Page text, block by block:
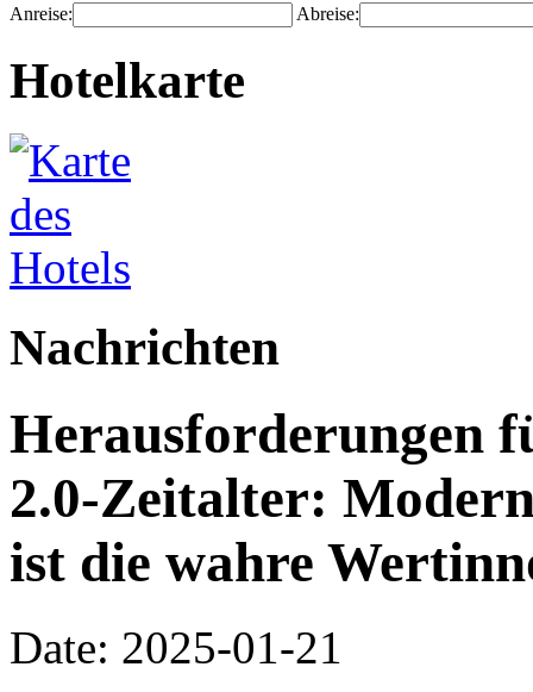
Anreise: Abreise:
Hotelkarte
Nachrichten
Herausforderungen
2.0-Zeitalter:
ist die wahre
Date: 2025-01-21